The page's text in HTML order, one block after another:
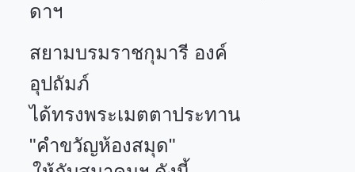
ดาฯ
สยามบรมราชกุมารี องค์
อุปถัมภ์
ได้ทรงพระเมตตาประทาน
"คำขวัญห้องสมุด"